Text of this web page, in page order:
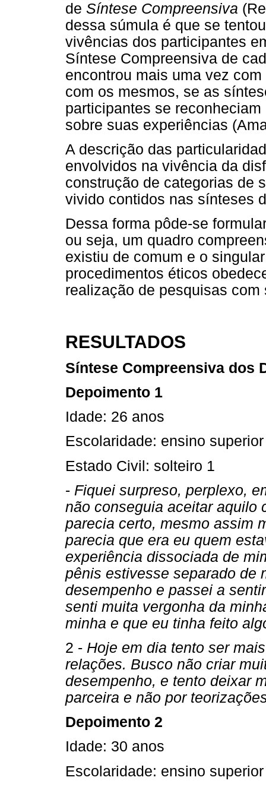
de Síntese Compreensiva
dessa súmula é que se
vivências dos participantes
Síntese Compreensiva de
encontrou mais uma vez
com os mesmos, se as
participantes se
sobre suas experiências
A descrição das
envolvidos na vivência da
construção de categorias de
vivido contidos nas sínteses
Dessa forma pôde-se
ou seja, um quadro
existiu de comum e o
procedimentos éticos
realização de pesquisas com
RESULTADOS
Síntese Compreensiva dos
Depoimento 1
Idade: 26 anos
Escolaridade: ensino
Estado Civil: solteiro 1
- Fiquei surpreso, perplexo,
não conseguia aceitar aquilo
parecia certo, mesmo assim
parecia que era eu quem
experiência dissociada de
pênis estivesse separado de
desempenho e passei a
senti muita vergonha da
minha e que eu tinha feito
2 - Hoje em dia tento ser
relações. Busco não criar
desempenho, e tento deixar
parceira e não por
Depoimento 2
Idade: 30 anos
Escolaridade: ensino